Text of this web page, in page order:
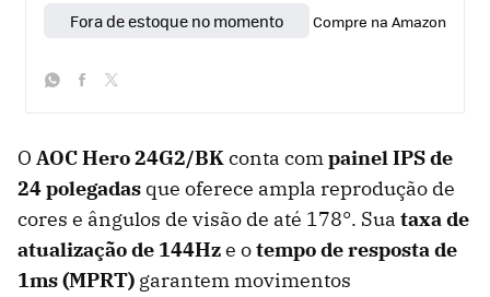
Fora de estoque no momento Compre na Amazon
O AOC Hero 24G2/BKconta compainel IPS de
24 polegadas que oferece ampla reprodução de
cores e ângulos de visão de até 178°. Sua taxa de
atualização de 144Hze otempo de resposta de
1ms (MPRT) garantem movimentos